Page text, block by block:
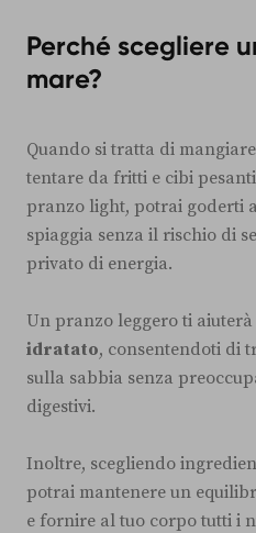
Perché scegliere
mare?
Quando si tratta di
tentare da fritti e cibi
pranzo light, potrai goderti
spiaggia senza il rischio di
privato di energia.
Un pranzo leggero ti
idratato, consentendoti di
sulla sabbia senza
digestivi.
Inoltre, scegliendo
potrai mantenere un
e fornire al tuo corpo tutti i